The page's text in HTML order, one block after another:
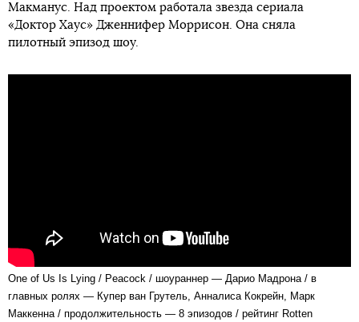
Макманус. Над проектом работала звезда сериала
«Доктор Хаус» Дженнифер Моррисон. Она сняла
пилотный эпизод шоу.
One of Us Is Lying / Peacock / шоураннер — Дарио Мадрона / в
главных ролях — Купер ван Грутель, Анналиса Кокрейн, Марк
Маккенна / продолжительность — 8 эпизодов / рейтинг Rotten